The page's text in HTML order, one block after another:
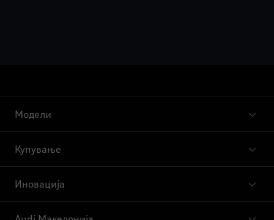
Модели
Купување
Иновација